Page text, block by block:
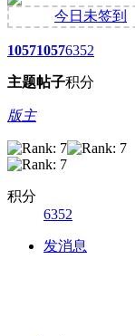
今日未签到
1057
主题
1057
帖子
6352
积分
版主
积分
6352
发消息